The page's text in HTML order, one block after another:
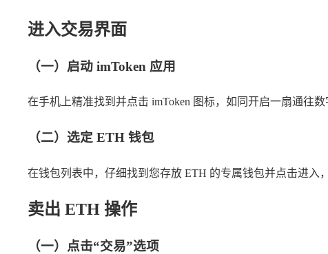
进入交易界面
（一）启动 imToken 应用
在手机上精准找到并点击 imToken 图标，如同开启一扇通往
（二）选定 ETH 钱包
在钱包列表中，仔细找到您存放 ETH 的专属钱包并点击进入
卖出 ETH 操作
（一）点击“交易”选项